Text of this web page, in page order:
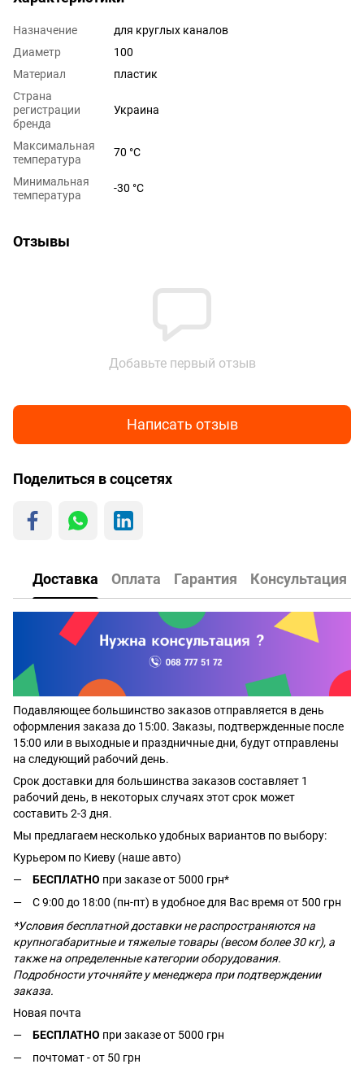
Назначение
для круглых каналов
Диаметр
100
Материал
пластик
Страна
регистрации
бренда
Украина
Максимальная
температура
70 °C
Минимальная
температура
-30 °C
Отзывы
Добавьте первый отзыв
Написать отзыв
Поделиться в соцсетях
Доставка Оплата Гарантия Консультация
Подавляющее большинство заказов отправляется в день
оформления заказа до 15:00. Заказы, подтвержденные после
15:00 или в выходные и праздничные дни, будут отправлены
на следующий рабочий день.
Срок доставки для большинства заказов составляет 1
рабочий день, в некоторых случаях этот срок может
составить 2-3 дня.
Мы предлагаем несколько удобных вариантов по выбору:
Курьером по Киеву (наше авто)
БЕСПЛАТНО при заказе от 5000 грн*
С 9:00 до 18:00 (пн-пт) в удобное для Вас время от 500 грн
*Условия бесплатной доставки не распространяются на
крупногабаритные и тяжелые товары (весом более 30 кг), а
также на определенные категории оборудования.
Подробности уточняйте у менеджера при подтверждении
заказа.
Новая почта
БЕСПЛАТНО при заказе от 5000 грн
почтомат - от 50 грн